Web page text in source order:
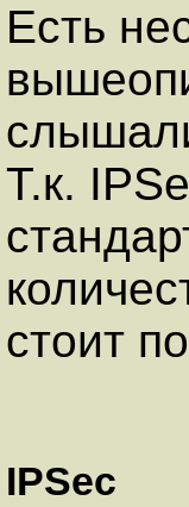
Есть
Т.к.
стоит
IPSec